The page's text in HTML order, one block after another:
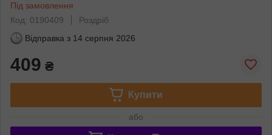
Під замовлення
Код: 0190409
Роздріб
Відправка з 14 серпня 2026
409 ₴
Купити
або